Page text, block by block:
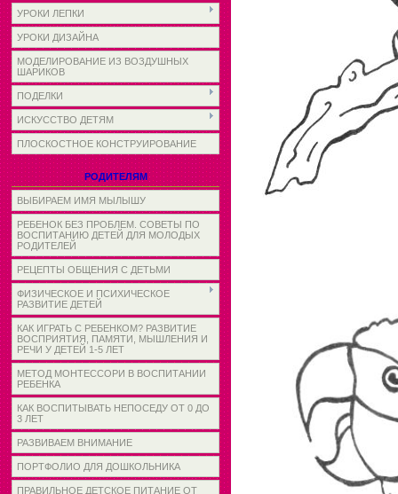
УРОКИ ЛЕПКИ
УРОКИ ДИЗАЙНА
МОДЕЛИРОВАНИЕ ИЗ ВОЗДУШНЫХ
ШАРИКОВ
ПОДЕЛКИ
ИСКУССТВО ДЕТЯМ
ПЛОСКОСТНОЕ КОНСТРУИРОВАНИЕ
РОДИТЕЛЯМ
ВЫБИРАЕМ ИМЯ МЫЛЫШУ
РЕБЕНОК БЕЗ ПРОБЛЕМ. СОВЕТЫ ПО
ВОСПИТАНИЮ ДЕТЕЙ ДЛЯ МОЛОДЫХ
РОДИТЕЛЕЙ
РЕЦЕПТЫ ОБЩЕНИЯ С ДЕТЬМИ
ФИЗИЧЕСКОЕ И ПСИХИЧЕСКОЕ
РАЗВИТИЕ ДЕТЕЙ
КАК ИГРАТЬ С РЕБЕНКОМ? РАЗВИТИЕ
ВОСПРИЯТИЯ, ПАМЯТИ, МЫШЛЕНИЯ И
РЕЧИ У ДЕТЕЙ 1-5 ЛЕТ
МЕТОД МОНТЕССОРИ В ВОСПИТАНИИ
РЕБЕНКА
КАК ВОСПИТЫВАТЬ НЕПОСЕДУ ОТ 0 ДО
3 ЛЕТ
РАЗВИВАЕМ ВНИМАНИЕ
ПОРТФОЛИО ДЛЯ ДОШКОЛЬНИКА
ПРАВИЛЬНОЕ ДЕТСКОЕ ПИТАНИЕ ОТ